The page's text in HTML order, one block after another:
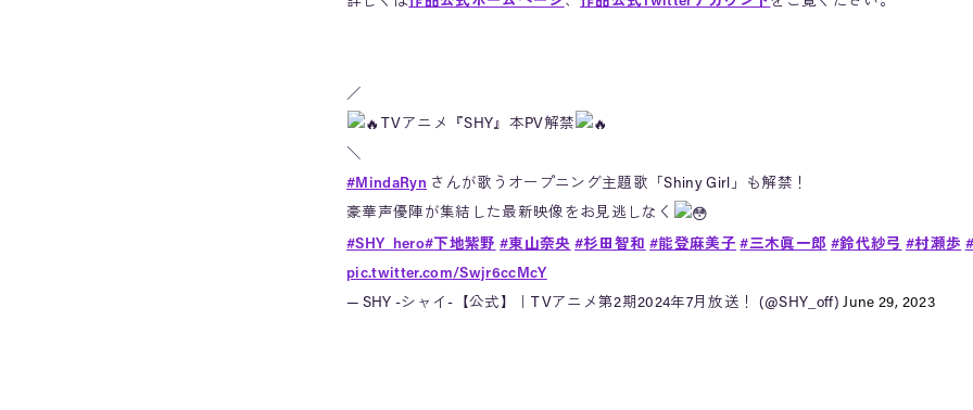
／
TVアニメ『SHY』本PV解禁
＼
#MindaRyn さんが歌うオープニング主題歌「Shiny Girl」も解禁！
豪華声優陣が集結した最新映像をお見逃しなく
#SHY_hero#下地紫野 #東山奈央 #杉田智和 #能登麻美子 #三木眞一郎 #鈴代紗弓 #村瀬歩
pic.twitter.com/Swjr6ccMcY
— SHY -シャイ-【公式】｜TVアニメ第2期2024年7月放送！ (@SHY_off)June 29, 2023